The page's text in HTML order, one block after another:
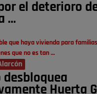
el deterioro
…
que haya vivienda para
que no es tan …
desbloquea
Huerta